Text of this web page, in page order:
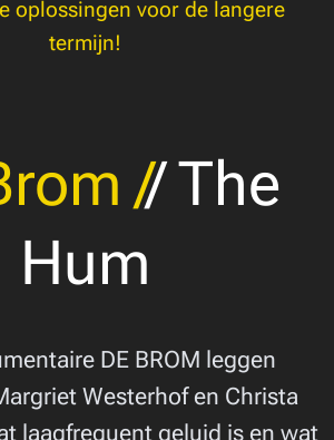
oplossingen voor de langere
termijn!
// The
Hum
DE BROM leggen
Westerhof en Christa
laagfrequent geluid is en wat